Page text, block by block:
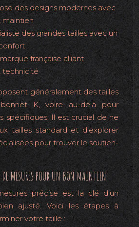
des designs modernes avec
maintien
des grandes tailles avec un
française alliant
technicité
généralement des tailles
bonnet K, voire au-delà pour
spécifiques. Il est crucial de ne
tailles standard et d’explorer
pour trouver le soutien-
DE MESURES POUR UN BON MAINTIEN
précise est la clé d’un
ajusté. Voici les étapes à
votre taille :